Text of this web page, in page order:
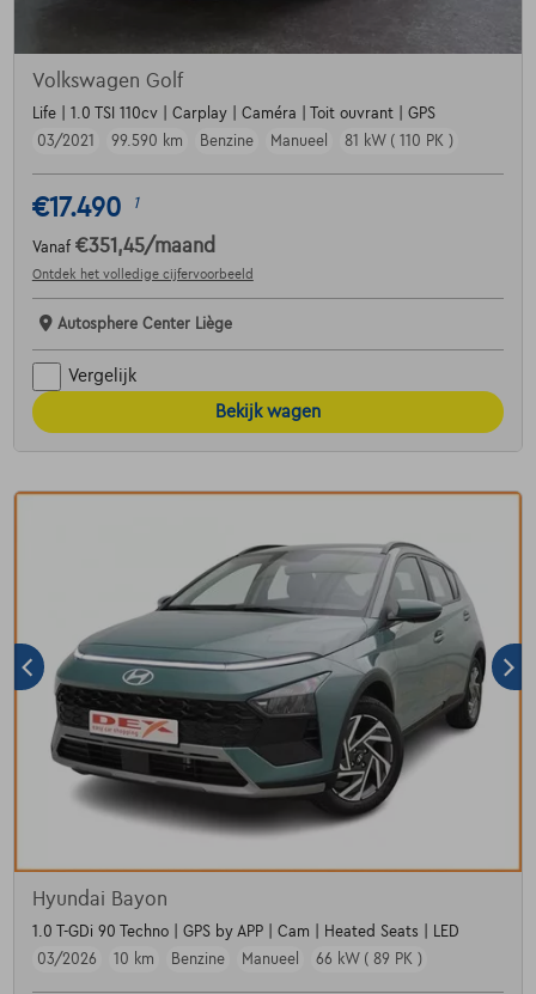
Volkswagen Golf
Life | 1.0 TSI 110cv | Carplay | Caméra | Toit ouvrant | GPS
03/2021
99.590 km Benzine Manueel 81 kW ( 110 PK )
€17.490 1
Vanaf €351,45/maand
Ontdek het volledige cijfervoorbeeld
Autosphere Center Liège
Vergelijk
Bekijk wagen
Hyundai Bayon
1.0 T-GDi 90 Techno | GPS by APP | Cam | Heated Seats | LED
03/2026
10 km Benzine Manueel 66 kW ( 89 PK )